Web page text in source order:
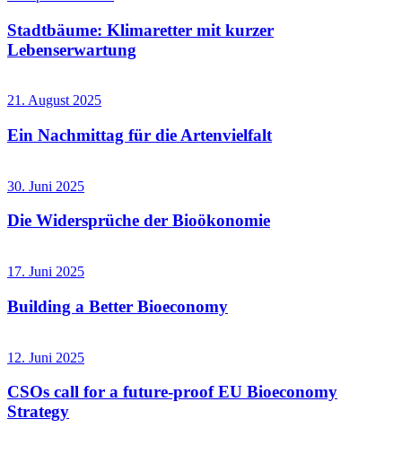
Stadtbäume: Klimaretter mit kurzer
Lebenserwartung
21. August 2025
Ein Nachmittag für die Artenvielfalt
30. Juni 2025
Die Widersprüche der Bioökonomie
17. Juni 2025
Building a Better Bioeconomy
12. Juni 2025
CSOs call for a future-proof EU Bioeconomy
Strategy